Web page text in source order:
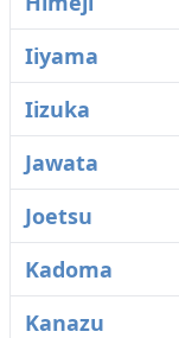
Iiyama
Iizuka
Jawata
Joetsu
Kadoma
Kanazu